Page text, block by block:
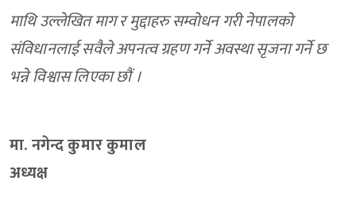
माथि उल्लेखित माग र मुद्दाहरु सम्वोधन गरी नेपालको
संविधानलाई सवैले अपनत्व ग्रहण गर्ने अवस्था सृजना गर्ने छ
भन्ने विश्वास लिएका छौं ।
मा. नगेन्द कुमार कुमाल
अध्यक्ष